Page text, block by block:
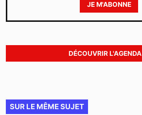
JE M'ABONNE
DÉCOUVRIR L'AGENDA
SUR LE MÊME SUJET